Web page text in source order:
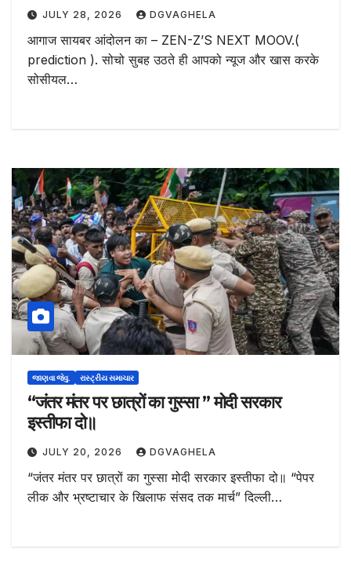
JULY 28, 2026 DGVAGHELA
आगाज सायबर आंदोलन का – ZEN-Z’S NEXT MOOV.(
prediction ). सोचो सुबह उठते ही आपको न्यूज और खास करके
सोसीयल…
જાણવા જેવુ. રાસ્ટ્રીય સમાચાર
“जंतर मंतर पर छात्रों का गुस्सा ” मोदी सरकार
इस्तीफा दो॥
JULY 20, 2026 DGVAGHELA
“जंतर मंतर पर छात्रों का गुस्सा मोदी सरकार इस्तीफा दो॥ “पेपर
लीक और भ्रष्टाचार के खिलाफ संसद तक मार्च” दिल्ली…